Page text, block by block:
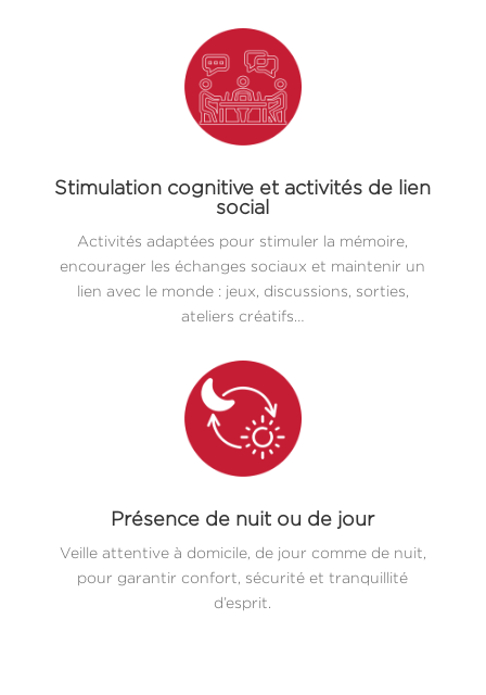
Stimulation cognitive et activités de lien
social
Activités adaptées pour stimuler la mémoire,
encourager les échanges sociaux et maintenir un
lien avec le monde : jeux, discussions, sorties,
ateliers créatifs…
Présence de nuit ou de jour
Veille attentive à domicile, de jour comme de nuit,
pour garantir confort, sécurité et tranquillité
d’esprit.